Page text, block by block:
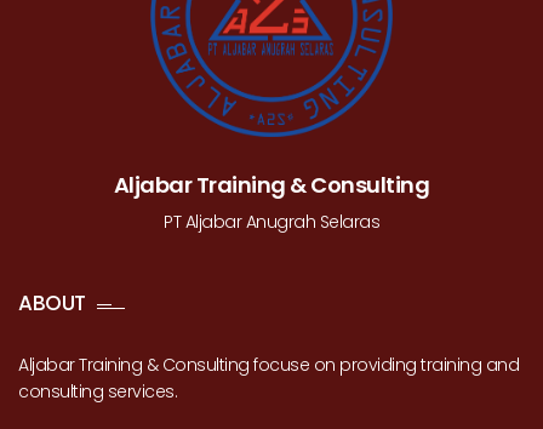
Aljabar Training & Consulting
PT Aljabar Anugrah Selaras
ABOUT
Aljabar Training & Consulting focuse on providing training and
consulting services.